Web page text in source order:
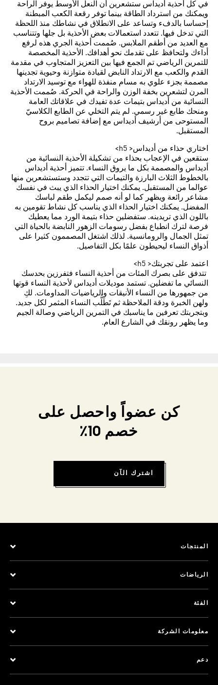
في كل أحذية أديداس ستشعرين أن النعل الأوسط يوفر الراحة
ويمكنك من استرداد الطاقة بينما توفر رقعة الكعب المبطنة
إحساسا بالدفء وتساعد على الانطلاق في نشاطك منذ اللحظة
التي تدخل فيها. تتعدد استعمالات بعض الأحذية بل جلها وتتناسب
مع العديد من أطقم الملابس. صُممت أحذية الجري هذه لرفع
أداءك ولتحافظ على تقدمك نحو أهدافك. الأحذية المخصصة
للتمرين الرياضي تم الجمع فيها بين التعزيز المتجاوب في مقدمة
القدم والكعب مع الارتداد النابض لقيادة متوازنة وحيوية تجدينها
مصممة بجزء علوي به مسام منفذة للهواء مع توسيد الارتداد
المرن لتشعرين بخفة الوزن والراحة في الحركة. صُممت الأحذية
النسائية من أديداس بتيمات عدة تفيدك في علاقاتك العامة
ومنحك طابع غير رسمي. لم يتم التخلي عن الطابع الكلاسيّ
المستوحى من أرشيف أديداس مع إضافة تصاميم بروح
المستقبل.
اختاري حذاء من أديداس< h5>
ستقعين في الإعجاب بحذاء من تشكيلة الأحذية النسائية من
أديداس والمصممة بكل ما يروق النساء. تتميز أحذية أديداس
بالخطوط الثلاث البارزة والتيمات التي تتجدد وستستشعرين منها
عوالما من المستقبل. يمكنك اختيار الحذاء الذي يبث في نفسك
مشاعر رائعة ويظهر كما لو أنه صمم ليكمل طقم لباسك
المفضل. يمكنك اختيار الحذاء الذي يناسب كل نشاط تقومين به
باللون الذي تريدينه. ستفضلين حذاء بتيمة الورد مما يعطيك
فرصة لترك انطباع بفضل رسومات الزهور النابضة بالحياة التي
تمثل الجمال والرومانسية. لذلك اشتغل المصممون كثيرا على
أذواق النساء ليحيطون علمًا بكل التفاصيل.
اعتمد على تجربتك< h5>
تتدفق على بصرك المئات من أحذية النساء فتفرزين بحدسك
النسائي ما تفضلين. تستمد موديلات أديداس لأحذية النساء قوتها
من جمهورها من النساء الأنيقات والرياضيات المداومات. لكِ
ولهن الخبرة ودقة الملاحظة ثم تَطَلُّب النساء المثمر لكل جديد.
وبتجربتك تعرفين ما يناسبك في التمرين الرياضي وصالة الجيم
وما يظهر رونقك في الشارع العام.
كن عضواً واحصل على
خصم 10٪
اشترك الآن
المنتجات
الرياضات
الفئة
معلومات الشركة
دعم